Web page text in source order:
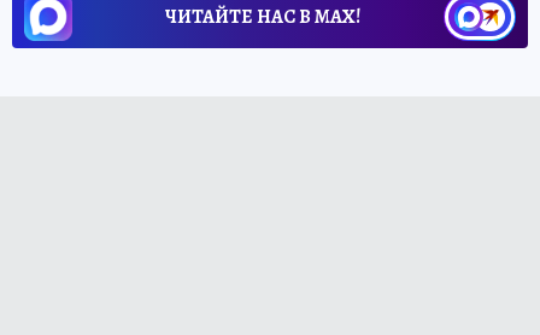
ЧИТАЙТЕ НАС В МАХ!